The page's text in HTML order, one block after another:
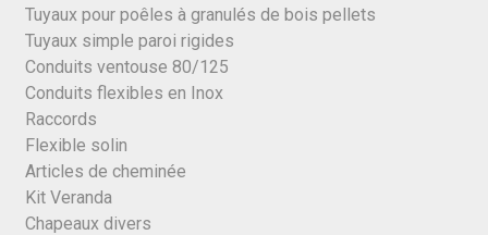
Tuyaux pour poêles à granulés de bois pellets
Tuyaux simple paroi rigides
Conduits ventouse 80/125
Conduits flexibles en Inox
Raccords
Flexible solin
Articles de cheminée
Kit Veranda
Chapeaux divers